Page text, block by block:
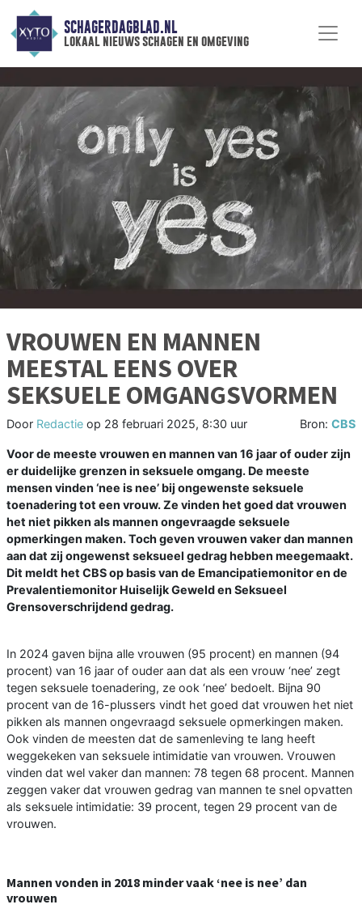
SCHAGERDAGBLAD.NL
lokaal nieuws schagen en omgeving
VROUWEN EN MANNEN
MEESTAL EENS OVER
SEKSUELE OMGANGSVORMEN
Door Redactie op 28 februari 2025, 8:30 uur Bron: CBS
Voor de meeste vrouwen en mannen van 16 jaar of ouder zijn
er duidelijke grenzen in seksuele omgang. De meeste
mensen vinden ‘nee is nee’ bij ongewenste seksuele
toenadering tot een vrouw. Ze vinden het goed dat vrouwen
het niet pikken als mannen ongevraagde seksuele
opmerkingen maken. Toch geven vrouwen vaker dan mannen
aan dat zij ongewenst seksueel gedrag hebben meegemaakt.
Dit meldt het CBS op basis van de Emancipatiemonitor en de
Prevalentiemonitor Huiselijk Geweld en Seksueel
Grensoverschrijdend gedrag.
In 2024 gaven bijna alle vrouwen (95 procent) en mannen (94
procent) van 16 jaar of ouder aan dat als een vrouw ‘nee’ zegt
tegen seksuele toenadering, ze ook ‘nee’ bedoelt. Bijna 90
procent van de 16-plussers vindt het goed dat vrouwen het niet
pikken als mannen ongevraagd seksuele opmerkingen maken.
Ook vinden de meesten dat de samenleving te lang heeft
weggekeken van seksuele intimidatie van vrouwen. Vrouwen
vinden dat wel vaker dan mannen: 78 tegen 68 procent. Mannen
zeggen vaker dat vrouwen gedrag van mannen te snel opvatten
als seksuele intimidatie: 39 procent, tegen 29 procent van de
vrouwen.
Mannen vonden in 2018 minder vaak ‘nee is nee’ dan
vrouwen